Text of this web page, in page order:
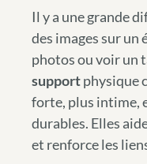
Il y a une grande
des images sur
photos ou voir un
supportphysique
forte, plus intime,
durables. Elles
et renforce les